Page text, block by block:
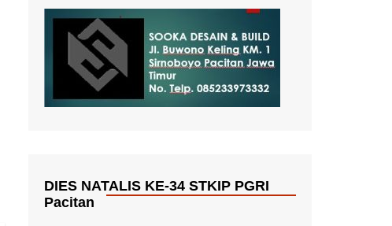
DIES NATALIS KE-34 STKIP PGRI
Pacitan